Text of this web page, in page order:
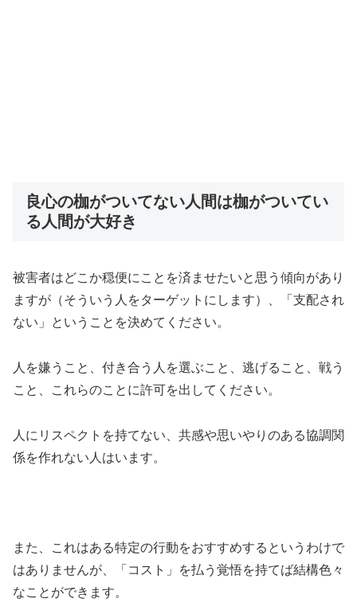
良心の枷がついてない人間は枷がついてい
る人間が大好き
被害者はどこか穏便にことを済ませたいと思う傾向があり
ますが（そういう人をターゲットにします）、「支配され
ない」ということを決めてください。
人を嫌うこと、付き合う人を選ぶこと、逃げること、戦う
こと、これらのことに許可を出してください。
人にリスペクトを持てない、共感や思いやりのある協調関
係を作れない人はいます。
また、これはある特定の行動をおすすめするというわけで
はありませんが、「コスト」を払う覚悟を持てば結構色々
なことができます。